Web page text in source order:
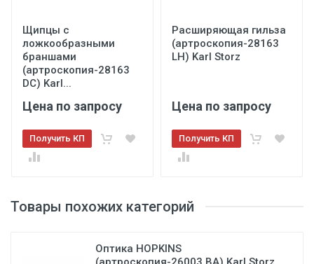
Товары похожих категорий
Оптика HOPKINS
Щипцы с
ложкообразными
браншами
(артроскопия-28163
DC) Karl...
Цена по запросу
Получить КП
Расширяющая гильза
(артроскопия-28163
LH) Karl Storz
Цена по запросу
Получить КП